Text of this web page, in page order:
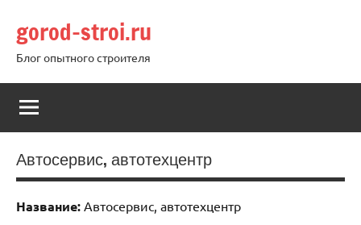
содержимому
gorod-stroi.ru
Блог опытного строителя
Автосервис, автотехцентр
Название: Автосервис, автотехцентр